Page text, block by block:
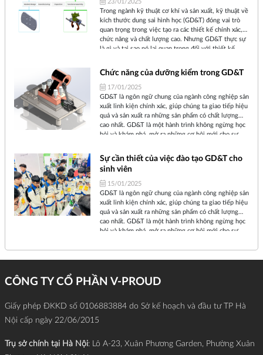
23/01/2025
Trong ngành kỹ thuật cơ khí và sản xuất, kỹ thuật về
kích thước dung sai hình học (GD&T) đóng vai trò
quan trọng trong việc tạo ra các thiết kế chính xác,
chức năng và chất lượng cao. Nhưng GD&T thực sự
là gì và tại sao nó lại quan trọng đối với thiết kế
Chức năng của dưỡng kiểm trong GD&T
17/01/2025
GD&T là ngôn ngữ chung của ngành công nghiệp sản
xuất linh kiện chính xác, giúp chúng ta giao tiếp hiệu
quả và sản xuất ra những sản phẩm có chất lượng
cao nhất. GD&T là một hành trình không ngừng học
hỏi và khám phá, mở ra những cơ hội mới cho sự
Sự cần thiết của việc đào tạo GD&T cho
sinh viên
15/01/2025
GD&T là ngôn ngữ chung của ngành công nghiệp sản
xuất linh kiện chính xác, giúp chúng ta giao tiếp hiệu
quả và sản xuất ra những sản phẩm có chất lượng
cao nhất. GD&T là một hành trình không ngừng học
hỏi và khám phá, mở ra những cơ hội mới cho sự
sao việc đào tạo GD&T cho sinh viên là cần thiết
trong bài viết này.
CÔNG TY CỔ PHẦN V-PROUD
Giấy phép ĐKKD số 0106883884 do Sở kế hoạch và đầu tư TP Hà
Nội cấp ngày 22/06/2015
Trụ sở chính tại Hà Nội: Lô A-23, Xuân Phương Garden, Phường Xuân